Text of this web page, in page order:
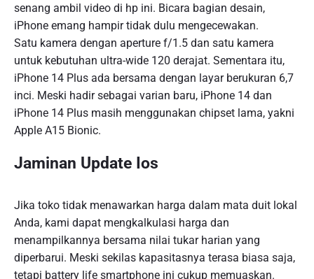
senang ambil video di hp ini. Bicara bagian desain,
iPhone emang hampir tidak dulu mengecewakan.
Satu kamera dengan aperture f/1.5 dan satu kamera
untuk kebutuhan ultra-wide 120 derajat. Sementara itu,
iPhone 14 Plus ada bersama dengan layar berukuran 6,7
inci. Meski hadir sebagai varian baru, iPhone 14 dan
iPhone 14 Plus masih menggunakan chipset lama, yakni
Apple A15 Bionic.
Jaminan Update Ios
Jika toko tidak menawarkan harga dalam mata duit lokal
Anda, kami dapat mengkalkulasi harga dan
menampilkannya bersama nilai tukar harian yang
diperbarui. Meski sekilas kapasitasnya terasa biasa saja,
tetapi battery life smartphone ini cukup memuaskan.